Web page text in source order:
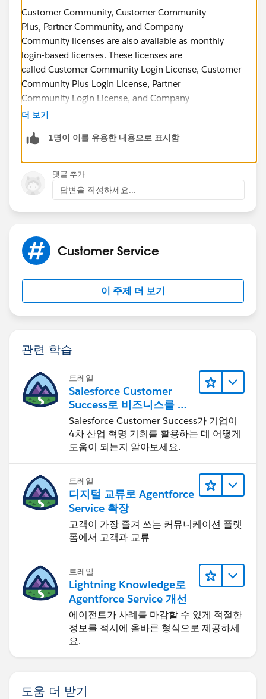
Customer Community, Customer Community
Plus, Partner Community, and Company
Community licenses are also available as monthly
login-based licenses. These licenses are
called Customer Community Login License, Customer
Community Plus Login License, Partner
Community Login License, and Company
Community Login License. This means that a license is
but not when a logged-in user switches between
of the month. If a user with a login-
based community license accesses
their communities through Salesforce1, they consume
a login the first time they log in or if their session times
Courtesy:Communities User Licenses
더 보기
1명이 이를 유용한 내용으로 표시함
댓글 추가
답변을 작성하세요...
Customer Service
이 주제 더 보기
관련 학습
트레일
Salesforce Customer
Success로 비즈니스를 혁
신하기
Salesforce Customer Success가 기업이
4차 산업 혁명 기회를 활용하는 데 어떻게
도움이 되는지 알아보세요.
트레일
디지털 교류로 Agentforce
Service 확장
고객이 가장 즐겨 쓰는 커뮤니케이션 플랫
폼에서 고객과 교류
트레일
Lightning Knowledge로
Agentforce Service 개선
에이전트가 사례를 마감할 수 있게 적절한
정보를 적시에 올바른 형식으로 제공하세
요.
도움 더 받기